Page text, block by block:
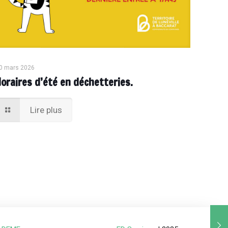
mars 2026
d’été en déchetteries.
Lire plus